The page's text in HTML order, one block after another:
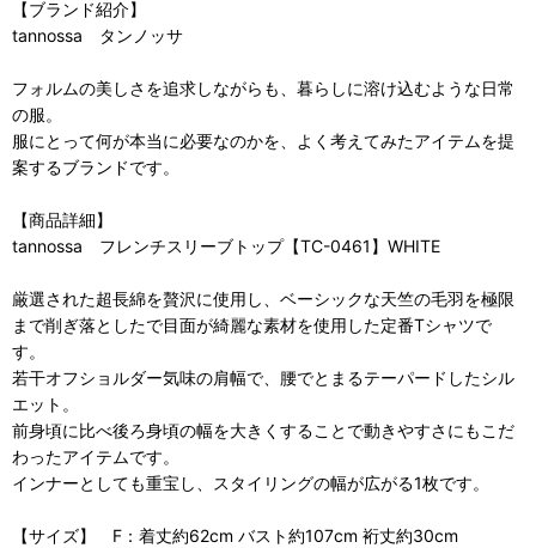
【ブランド紹介】
tannossa タンノッサ
フォルムの美しさを追求しながらも、暮らしに溶け込むような日常
の服。
服にとって何が本当に必要なのかを、よく考えてみたアイテムを提
案するブランドです。
【商品詳細】
tannossa フレンチスリーブトップ【TC-0461】WHITE
厳選された超長綿を贅沢に使用し、ベーシックな天竺の毛羽を極限
まで削ぎ落としたで目面が綺麗な素材を使用した定番Tシャツで
す。
若干オフショルダー気味の肩幅で、腰でとまるテーパードしたシル
エット。
前身頃に比べ後ろ身頃の幅を大きくすることで動きやすさにもこだ
わったアイテムです。
インナーとしても重宝し、スタイリングの幅が広がる1枚です。
【サイズ】 F：着丈約62cm バスト約107cm 裄丈約30cm